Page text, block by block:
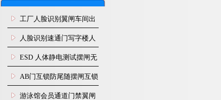
工厂人脸识别翼闸车间出
入口人行通道门禁
人脸识别速通门写字楼人
行通道闸门禁设备
ESD 人体静电测试摆闸无
尘车间防静电闸机
AB门互锁防尾随摆闸互锁
闸机
游泳馆会员通道门禁翼闸